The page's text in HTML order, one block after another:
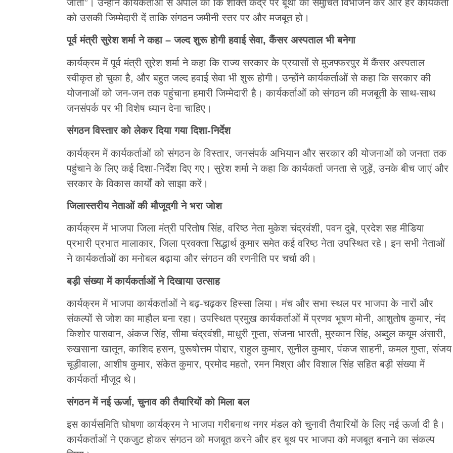
जीतो”। उन्होंने कार्यकर्ताओं से अपील की कि शक्ति केंद्र पर बूथों का समुचित विभाजन करें और हर कार्यकर्ता
को उसकी जिम्मेदारी दें ताकि संगठन जमीनी स्तर पर और मजबूत हो।
पूर्व मंत्री सुरेश शर्मा ने कहा – जल्द शुरू होगी हवाई सेवा, कैंसर अस्पताल भी बनेगा
कार्यक्रम में पूर्व मंत्री सुरेश शर्मा ने कहा कि राज्य सरकार के प्रयासों से मुजफ्फरपुर में कैंसर अस्पताल
स्वीकृत हो चुका है, और बहुत जल्द हवाई सेवा भी शुरू होगी। उन्होंने कार्यकर्ताओं से कहा कि सरकार की
योजनाओं को जन-जन तक पहुंचाना हमारी जिम्मेदारी है। कार्यकर्ताओं को संगठन की मजबूती के साथ-साथ
जनसंपर्क पर भी विशेष ध्यान देना चाहिए।
संगठन विस्तार को लेकर दिया गया दिशा-निर्देश
कार्यक्रम में कार्यकर्ताओं को संगठन के विस्तार, जनसंपर्क अभियान और सरकार की योजनाओं को जनता तक
पहुंचाने के लिए कई दिशा-निर्देश दिए गए। सुरेश शर्मा ने कहा कि कार्यकर्ता जनता से जुड़ें, उनके बीच जाएं और
सरकार के विकास कार्यों को साझा करें।
जिलास्तरीय नेताओं की मौजूदगी ने भरा जोश
कार्यक्रम में भाजपा जिला मंत्री परितोष सिंह, वरिष्ठ नेता मुकेश चंद्रवंशी, पवन दुबे, प्रदेश सह मीडिया
प्रभारी प्रभात मालाकार, जिला प्रवक्ता सिद्धार्थ कुमार समेत कई वरिष्ठ नेता उपस्थित रहे। इन सभी नेताओं
ने कार्यकर्ताओं का मनोबल बढ़ाया और संगठन की रणनीति पर चर्चा की।
बड़ी संख्या में कार्यकर्ताओं ने दिखाया उत्साह
कार्यक्रम में भाजपा कार्यकर्ताओं ने बढ़-चढ़कर हिस्सा लिया। मंच और सभा स्थल पर भाजपा के नारों और
संकल्पों से जोश का माहौल बना रहा। उपस्थित प्रमुख कार्यकर्ताओं में प्रणव भूषण मोनी, आशुतोष कुमार, नंद
किशोर पासवान, अंकज सिंह, सीमा चंद्रवंशी, माधुरी गुप्ता, संजना भारती, मुस्कान सिंह, अब्दुल कयूम अंसारी,
रुखसाना खातून, काशिद हसन, पुरूषोत्तम पोद्दार, राहुल कुमार, सुनील कुमार, पंकज साहनी, कमल गुप्ता, संजय
चूड़ीवाला, आशीष कुमार, संकेत कुमार, प्रमोद महतो, रमन मिश्रा और विशाल सिंह सहित बड़ी संख्या में
कार्यकर्ता मौजूद थे।
संगठन में नई ऊर्जा, चुनाव की तैयारियों को मिला बल
इस कार्यसमिति घोषणा कार्यक्रम ने भाजपा गरीबनाथ नगर मंडल को चुनावी तैयारियों के लिए नई ऊर्जा दी है।
कार्यकर्ताओं ने एकजुट होकर संगठन को मजबूत करने और हर बूथ पर भाजपा को मजबूत बनाने का संकल्प